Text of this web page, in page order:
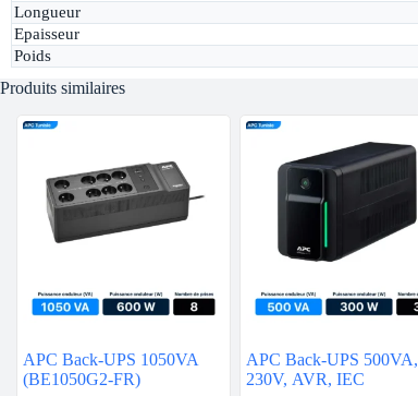
Longueur
Epaisseur
Poids
Produits similaires
APC Back-UPS 1050VA
(BE1050G2-FR)
APC Back-UPS 500VA,
230V, AVR, IEC